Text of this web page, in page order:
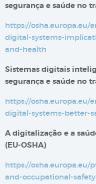
segurança e saúde no
https://osha.europa.eu/
digital-systems-
and-health
Sistemas digitais
segurança e saúde no
https://osha.europa.eu/
digital-systems-better-
A digitalização e a
(EU-OSHA)
https://
and-occupational-